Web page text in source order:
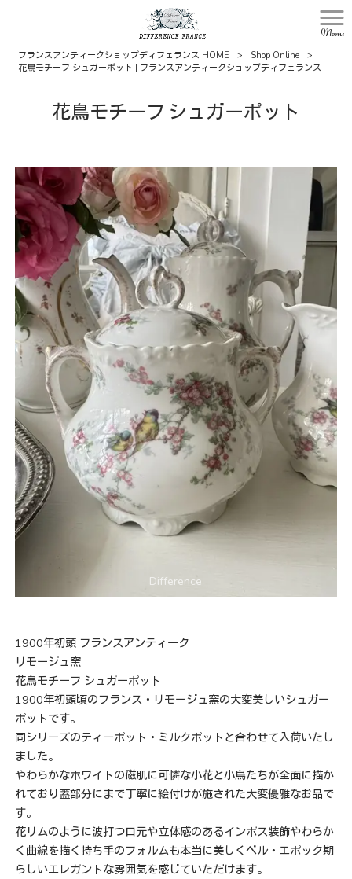
Menu
フランスアンティークショップディフェランス HOME > Shop Online
>
花鳥モチーフ シュガーポット | フランスアンティークショップディフェランス
花鳥モチーフ シュガーポット
1900年初頭 フランスアンティーク
リモージュ窯
花鳥モチーフ シュガーポット
1900年初頭頃のフランス・リモージュ窯の大変美しいシュガー
ポットです。
同シリーズのティーポット・ミルクポットと合わせて入荷いたし
ました。
やわらかなホワイトの磁肌に可憐な小花と小鳥たちが全面に描か
れており蓋部分にまで丁寧に絵付けが施された大変優雅なお品で
す。
花リムのように波打つ口元や立体感のあるインボス装飾やわらか
く曲線を描く持ち手のフォルムも本当に美しくベル・エポック期
らしいエレガントな雰囲気を感じていただけます。